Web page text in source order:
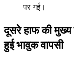
पर गई।
दूसरे हाफ की मुख्य
हुई भावुक वापसी